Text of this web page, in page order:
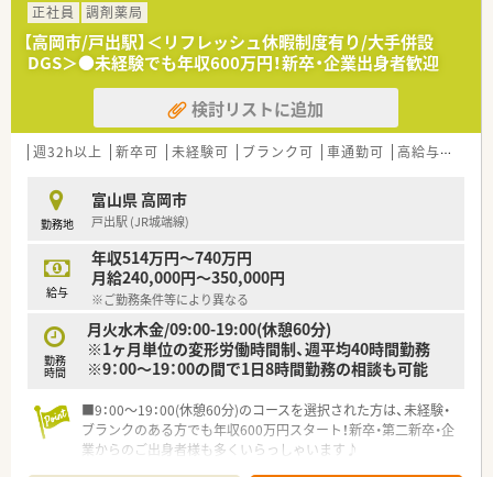
正社員
調剤薬局
【高岡市/戸出駅】＜リフレッシュ休暇制度有り/大手併設
DGS＞●未経験でも年収600万円！新卒・企業出身者歓迎
検討リストに追加
週32h以上 新卒可 未経験可 ブランク可 車通勤可 高給与(600万円以上)
勤務地
富山県 高岡市
戸出駅 (JR城端線)
給与
年収514万円～740万円
月給240,000円～350,000円
※ご勤務条件等により異なる
勤務
時間
月火水木金/09:00-19:00(休憩60分)
※1ヶ月単位の変形労働時間制、週平均40時間勤務
※9：00～19：00の間で1日8時間勤務の相談も可能
■9：00～19：00(休憩60分)のコースを選択された方は、未経験・
ブランクのある方でも年収600万円スタート！新卒・第二新卒・企
業からのご出身者様も多くいらっしゃいます♪